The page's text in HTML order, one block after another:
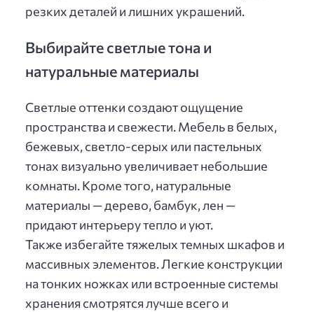
резких деталей и лишних украшений.
Выбирайте светлые тона и
натуральные материалы
Светлые оттенки создают ощущение
пространства и свежести. Мебель в белых,
бежевых, светло-серых или пастельных
тонах визуально увеличивает небольшие
комнаты. Кроме того, натуральные
материалы — дерево, бамбук, лен —
придают интерьеру тепло и уют.
Также избегайте тяжелых темных шкафов и
массивных элементов. Легкие конструкции
на тонких ножках или встроенные системы
хранения смотрятся лучше всего и